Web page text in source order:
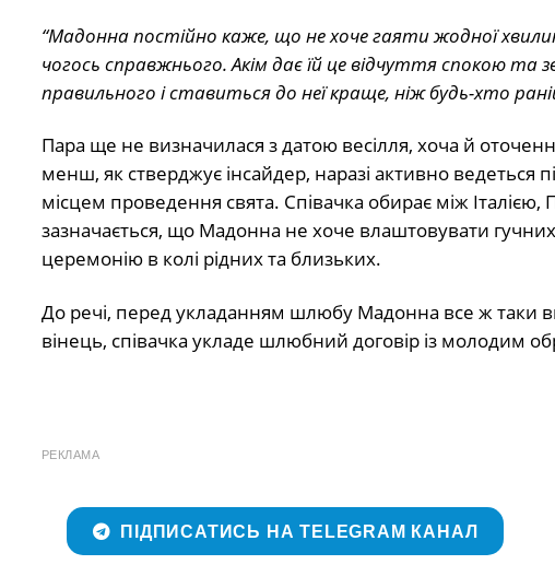
“Мадонна постійно каже, що не хоче гаяти жодної
чогось справжнього. Акім дає їй це відчуття спокою та
правильного і ставиться до неї краще, ніж будь-хто
Пара ще не визначилася з датою весілля, хоча й
менш, як стверджує інсайдер, наразі активно ведеться
місцем проведення свята. Співачка обирає між Італією,
зазначається, що Мадонна не хоче влаштовувати
церемонію в колі рідних та близьких.
До речі, перед укладанням шлюбу Мадонна все ж таки
вінець, співачка укладе шлюбний договір із молодим
РЕКЛАМА
ПІДПИСАТИСЬ НА TELEGRAM КАНАЛ